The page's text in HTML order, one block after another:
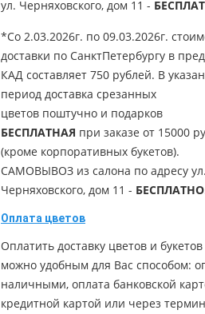
ул. Черняховского, дом 11 -
*Со 2.03.2026г. по 09.03.2026г.
доставки по СанктПетербургу в
КАД составляет 750 рублей. В
период доставка срезанных
цветов поштучно и подарков
БЕСПЛАТНАЯ при заказе от 15000
(кроме корпоративных букетов).
САМОВЫВОЗ из салона по адресу ул.
Черняховского, дом 11 - БЕСПЛАТНО
Оплата цветов
Оплатить доставку цветов и букетов
можно удобным для Вас способом:
наличными, оплата банковской
кредитной картой или через